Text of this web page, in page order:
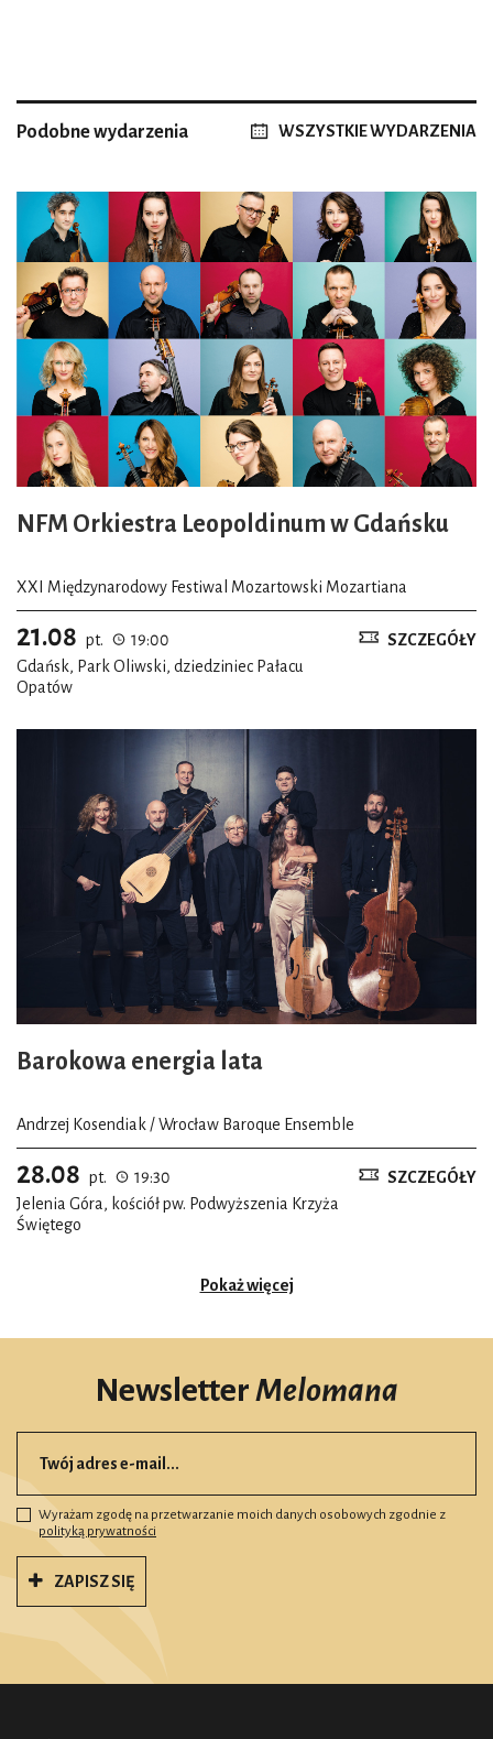
Podobne wydarzenia WSZYSTKIE WYDARZENIA
NFM Orkiestra Leopoldinum w Gdańsku
XXI Międzynarodowy Festiwal Mozartowski Mozartiana
21.08 pt.
19:00
Gdańsk, Park Oliwski, dziedziniec Pałacu
Opatów
SZCZEGÓŁY
Barokowa energia lata
Andrzej Kosendiak / Wrocław Baroque Ensemble
28.08 pt.
19:30
Jelenia Góra, kościół pw. Podwyższenia Krzyża
Świętego
SZCZEGÓŁY
Pokaż więcej
NewsletterMelomana
Wyrażam zgodę na przetwarzanie moich danych osobowych zgodnie z
polityką prywatności
ZAPISZ SIĘ